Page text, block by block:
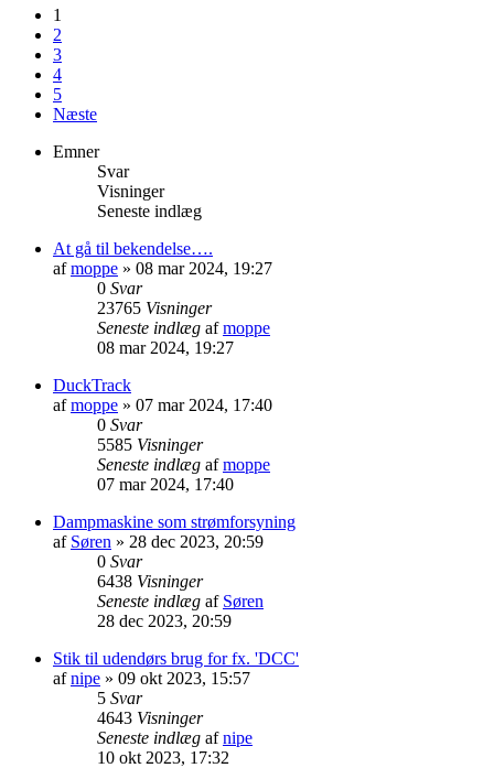
1
2
3
4
5
Næste
Emner
Svar
Visninger
Seneste indlæg
At gå til bekendelse….
afmoppe » 08 mar 2024, 19:27
0 Svar
23765 Visninger
Seneste indlæg afmoppe
08 mar 2024, 19:27
DuckTrack
afmoppe » 07 mar 2024, 17:40
0 Svar
5585 Visninger
Seneste indlæg afmoppe
07 mar 2024, 17:40
Dampmaskine som strømforsyning
af Søren » 28 dec 2023, 20:59
0 Svar
6438 Visninger
Seneste indlæg af Søren
28 dec 2023, 20:59
Stik til udendørs brug for fx. 'DCC'
afnipe » 09 okt 2023, 15:57
5 Svar
4643 Visninger
Seneste indlæg afnipe
10 okt 2023, 17:32